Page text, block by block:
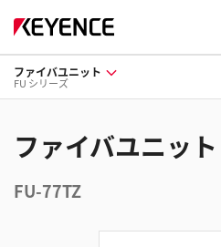
ファイバユニット
FU シリーズ
ファイバユニッ
FU-77TZ